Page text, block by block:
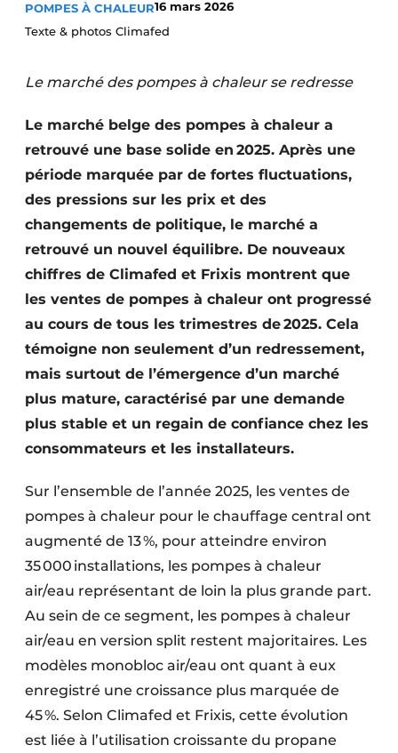
Termes et conditions
POMPES À CHALEUR16 mars 2026
Texte & photos Climafed
Le marché des pompes à chaleur se redresse
Le marché belge des pompes à chaleur a
retrouvé une base solide en 2025. Après une
période marquée par de fortes fluctuations,
des pressions sur les prix et des
changements de politique, le marché a
retrouvé un nouvel équilibre. De nouveaux
chiffres de Climafed et Frixis montrent que
les ventes de pompes à chaleur ont progressé
au cours de tous les trimestres de 2025. Cela
témoigne non seulement d’un redressement,
mais surtout de l’émergence d’un marché
plus mature, caractérisé par une demande
plus stable et un regain de confiance chez les
consommateurs et les installateurs.
Sur l’ensemble de l’année 2025, les ventes de
pompes à chaleur pour le chauffage central ont
augmenté de 13 %, pour atteindre environ
35 000 installations, les pompes à chaleur
air/eau représentant de loin la plus grande part.
Au sein de ce segment, les pompes à chaleur
air/eau en version split restent majoritaires. Les
modèles monobloc air/eau ont quant à eux
enregistré une croissance plus marquée de
45 %. Selon Climafed et Frixis, cette évolution
est liée à l’utilisation croissante du propane